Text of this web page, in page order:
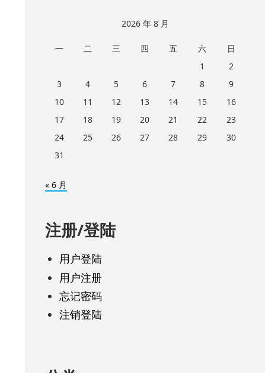
2026 年 8 月
一 二 三 四 五 六
日
1
2
3
4 5 6 7 8
9
10
11 12 13 14 15
16
17
18 19 20 21 22
23
24
25 26 27 28 29
30
31
« 6 月
注册/登陆
用户登陆
用户注册
忘记密码
注销登陆